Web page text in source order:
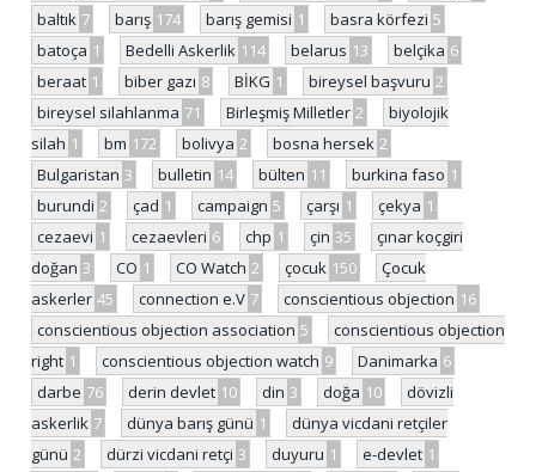
baltık 7 barış 174 barış gemisi 1 basra körfezi 5
batoça 1 Bedelli Askerlik 114 belarus 13 belçika 6
beraat 1 biber gazı 8 BİKG 1 bireysel başvuru 2
bireysel silahlanma 71 Birleşmiş Milletler 2
biyolojik
silah 1 bm 172 bolivya 2 bosna hersek 2
Bulgaristan 3 bulletin 14 bülten 11 burkina faso 1
burundi 2 çad 1 campaign 5 çarşı 1 çekya 1
cezaevi 1 cezaevleri 6 chp 1 çin 35
çınar koçgiri
doğan 3 CO 1 CO Watch 2 çocuk 150
Çocuk
askerler 45 connection e.V 7 conscientious objection 16
conscientious objection association 5
conscientious objection
right 1 conscientious objection watch 9 Danimarka 6
darbe 76 derin devlet 10 din 3 doğa 10
dövizli
askerlik 7 dünya barış günü 1
dünya vicdani retçiler
günü 2 dürzi vicdani retçi 3 duyuru 1 e-devlet 1